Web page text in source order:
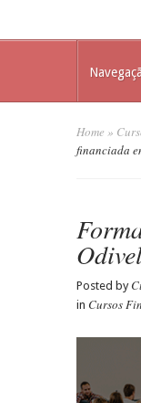
Home »
financiada
Posted by
in Cursos